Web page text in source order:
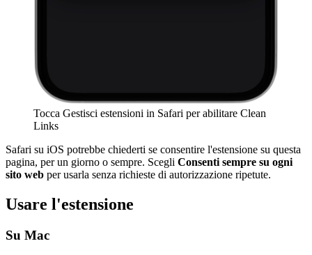
Tocca Gestisci estensioni in Safari per abilitare Clean
Links
Safari su iOS potrebbe chiederti se consentire l'estensione su questa
pagina, per un giorno o sempre. Scegli Consenti sempre su ogni
sito web per usarla senza richieste di autorizzazione ripetute.
Usare l'estensione
Su Mac